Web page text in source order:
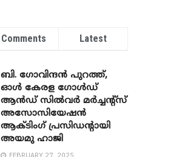
Comments Latest
ബി. ​ഗോവിന്ദൻ പുറത്ത്,
ഓൾ കേരള ഗോൾഡ്
ആൻഡ് സിൽവർ മർച്ചന്റ്സ്
അസോസിയേഷൻ
ആക്ടിംഗ് പ്രസിഡന്റായി
അയമു ഹാജി
FEBRUARY 27, 2025